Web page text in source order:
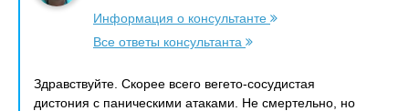
Информация о консультанте
Все ответы консультанта
Здравствуйте. Скорее всего вегето-сосудистая
дистония с паническими атаками. Не смертельно, но